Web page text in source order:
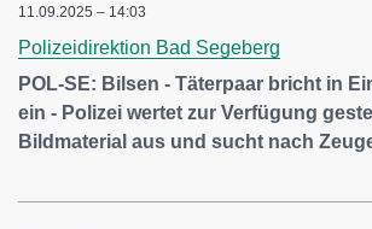
11.09.2025 – 14:03
Polizeidirektion Bad Segeberg
POL-SE: Bilsen - Täterpaar bricht in
ein - Polizei wertet zur Verfügung
Bildmaterial aus und sucht nach